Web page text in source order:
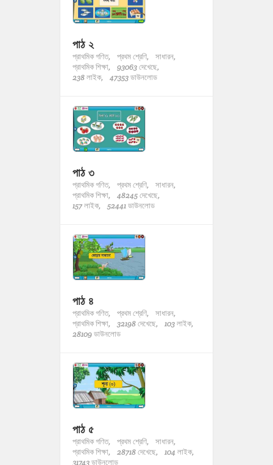
পাঠ ২
প্রাথমিক গণিত, প্রথম শ্রেণি,
সাধারন,
প্রাথমিক শিক্ষা,
93063 দেখেছে,
238 লাইক,
47353 ডাউনলোড
পাঠ ৩
প্রাথমিক গণিত, প্রথম শ্রেণি,
সাধারন,
প্রাথমিক শিক্ষা,
48245 দেখেছে,
157 লাইক,
52441 ডাউনলোড
পাঠ ৪
প্রাথমিক গণিত, প্রথম শ্রেণি,
সাধারন,
প্রাথমিক শিক্ষা,
32198 দেখেছে,
103 লাইক,
28109 ডাউনলোড
পাঠ ৫
প্রাথমিক গণিত, প্রথম শ্রেণি,
সাধারন,
প্রাথমিক শিক্ষা,
28718 দেখেছে,
104 লাইক,
31743 ডাউনলোড